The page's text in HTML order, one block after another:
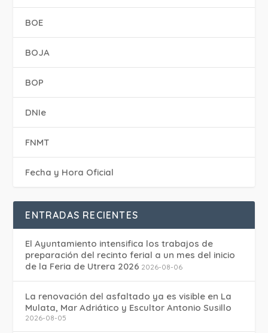
BOE
BOJA
BOP
DNIe
FNMT
Fecha y Hora Oficial
ENTRADAS RECIENTES
El Ayuntamiento intensifica los trabajos de
preparación del recinto ferial a un mes del inicio
de la Feria de Utrera 2026 2026-08-06
La renovación del asfaltado ya es visible en La
Mulata, Mar Adriático y Escultor Antonio Susillo
2026-08-05